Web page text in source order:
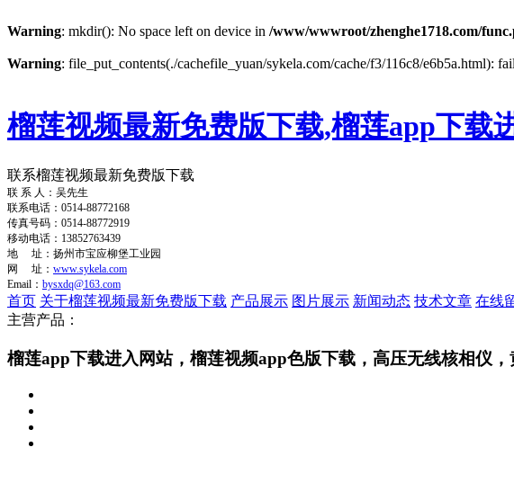
Warning: mkdir(): No space left on device in /www/wwwroot/zhenghe1718.com/
Warning: file_put_contents(./cachefile_yuan/sykela.com/cache/f3/116c8/e6b5a.html):
榴莲视频最新免费版下载,榴莲app下载
联系榴莲视频最新免费版下载
联 系 人：吴先生
联系电话：0514-88772168
传真号码：0514-88772919
移动电话：13852763439
地 址：扬州市宝应柳堡工业园
网 址： www.sykela.com
Email： bysxdq@163.com
首页 关于榴莲视频最新免费版下载 产品展示 图片展示 新闻动态 技术文章 在线
主营产品：
榴莲app下载进入网站，榴莲视频app色版下载，高压无线核相仪